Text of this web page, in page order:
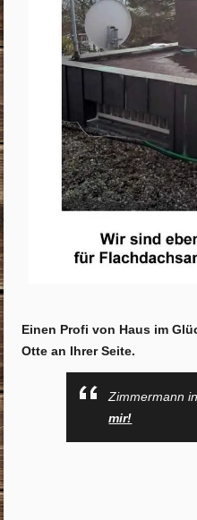
Einen Profi von Haus im
Otte an Ihrer Seite.
Zimmermann
mir!